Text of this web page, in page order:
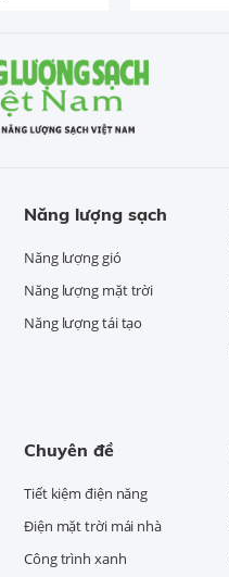
Năng lượng sạch
Năng lượng gió
Năng lượng mặt trời
Năng lượng tái tạo
Chuyên đề
Tiết kiệm điện năng
Điện mặt trời mái nhà
Công trình xanh